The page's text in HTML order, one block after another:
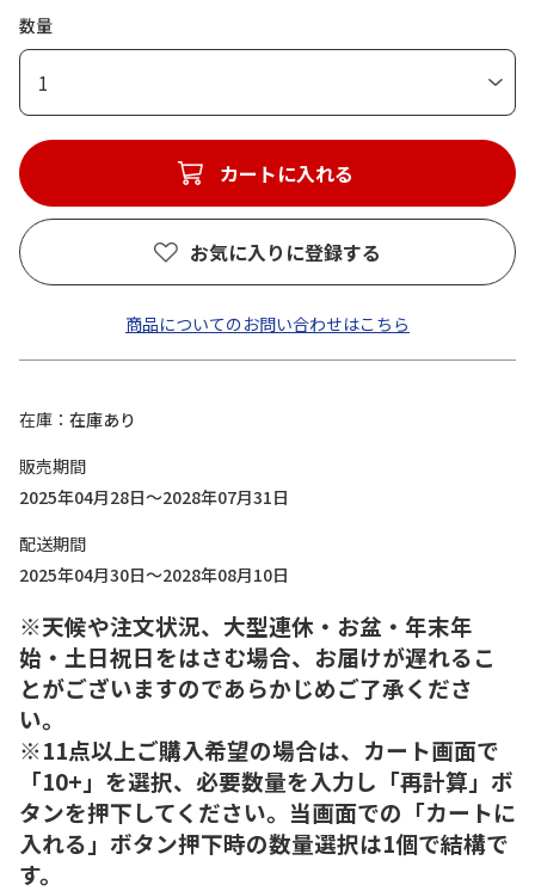
数量
1
カートに入れる
お気に入りに登録する
商品についてのお問い合わせはこちら
在庫
在庫あり
販売期間
2025年04月28日～2028年07月31日
配送期間
2025年04月30日～2028年08月10日
※天候や注文状況、大型連休・お盆・年末年
始・土日祝日をはさむ場合、お届けが遅れるこ
とがございますのであらかじめご了承くださ
い。
※11点以上ご購入希望の場合は、カート画面で
「10+」を選択、必要数量を入力し「再計算」ボ
タンを押下してください。当画面での「カートに
入れる」ボタン押下時の数量選択は1個で結構で
す。